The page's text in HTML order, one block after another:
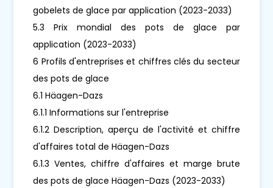
gobelets de glace par application (2023-2033)
5.3 Prix mondial des pots de glace par
application (2023-2033)
6 Profils d'entreprises et chiffres clés du secteur
des pots de glace
6.1 Häagen-Dazs
6.1.1 Informations sur l'entreprise
6.1.2 Description, aperçu de l'activité et chiffre
d'affaires total de Häagen-Dazs
6.1.3 Ventes, chiffre d'affaires et marge brute
des pots de glace Häagen-Dazs (2023-2033)